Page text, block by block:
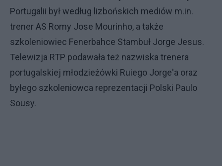
Portugalii był według lizbońskich mediów m.in.
trener AS Romy Jose Mourinho, a także
szkoleniowiec Fenerbahce Stambuł Jorge Jesus.
Telewizja RTP podawała też nazwiska trenera
portugalskiej młodzieżówki Ruiego Jorge'a oraz
byłego szkoleniowca reprezentacji Polski Paulo
Sousy.